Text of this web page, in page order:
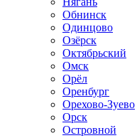
Обнинск
Одинцово
Озёрск
Октябрьский
Омск
Орёл
Оренбург
Орехово-Зуево
Орск
Островной